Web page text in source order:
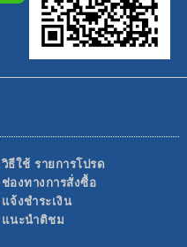
วิธีใช้ รายการโปรด
ช่องทางการสั่งซื้อ
แจ้งชำระเงิน
แนะนำติชม